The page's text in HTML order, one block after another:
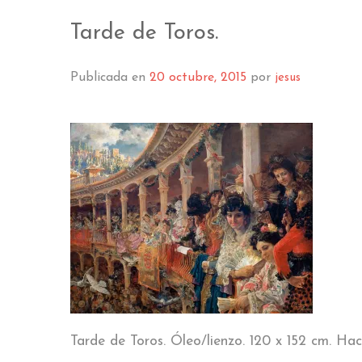
Tarde de Toros.
Publicada en 20 octubre, 2015 por jesus
Tarde de Toros. Óleo/lienzo. 120 x 152 cm.